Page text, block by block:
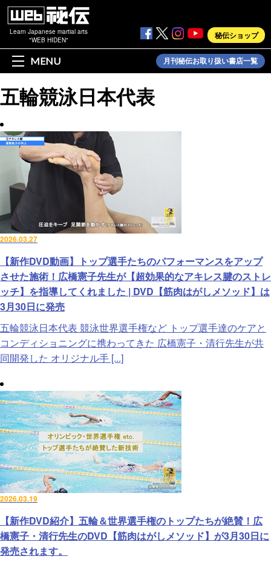
Learn Japanese martial arts
"WEB HIDEN"
秘伝ショップ
MENU 月刊秘伝お取り扱い書店一覧
五輪競泳日本代表
2026.03.27
【新作DVD動画】トップ選手たちのパフォーマンスをアップ
させた施術！広橋憲子先生が【超効果的なアキレス腱のストレ
ッチ】を指導してくれました | DVD【筋肉はがしメソッド】は
3月30日に発売
五輪競泳日本代表 競泳世界選手権など トップ選手達のケアと
コンディショニングに携わってきた 広橋憲子・清行先生が共
同開発した オリジナル手 [...]
2026.03.19
【新作DVD紹介】五輪＆世界選手権のトップたちが絶賛！広
橋憲子・清行先生のDVD【筋肉はがしメソッド】が3月30日に
発売されます。